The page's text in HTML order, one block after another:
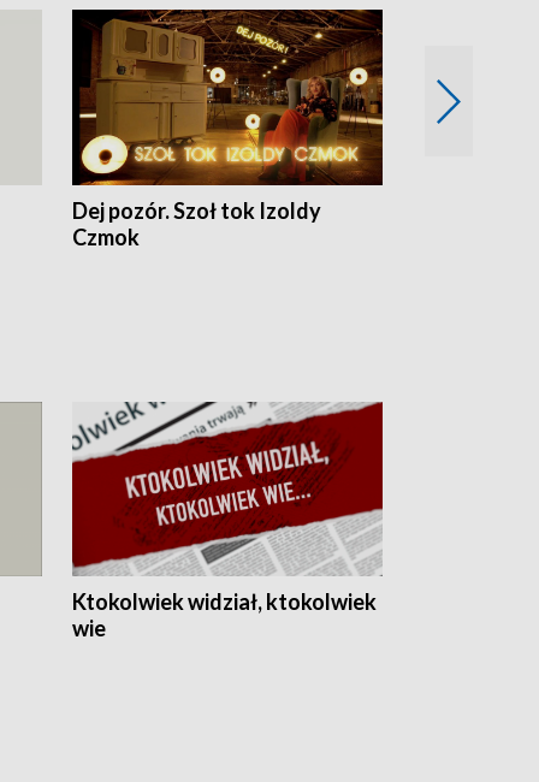
Dej pozór. Szoł tok Izoldy
Czmok
Ktokolwiek widział, ktokolwiek
wie